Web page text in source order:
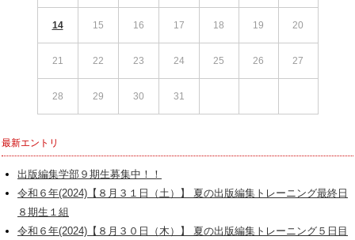
14 15 16 17 18 19 20
21 22 23 24 25 26 27
28 29 30 31
最新エントリ
出版編集学部９期生募集中！！
令和６年(2024)【８月３１日（土）】 夏の出版編集トレーニング最終日
８期生１組
令和６年(2024)【８月３０日（木）】 夏の出版編集トレーニング５日目